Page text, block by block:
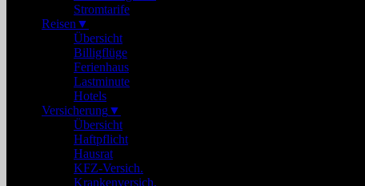
Stromtarife
Reisen ▼
Übersicht
Billigflüge
Ferienhaus
Lastminute
Hotels
Versicherung▼
Übersicht
Haftpflicht
Hausrat
KFZ-Versich.
Krankenversich.